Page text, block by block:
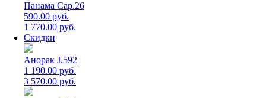
Панама Cap.26
590.00 руб.
1 770.00 руб.
Скидки
Анорак J.592
1 190.00 руб.
3 570.00 руб.